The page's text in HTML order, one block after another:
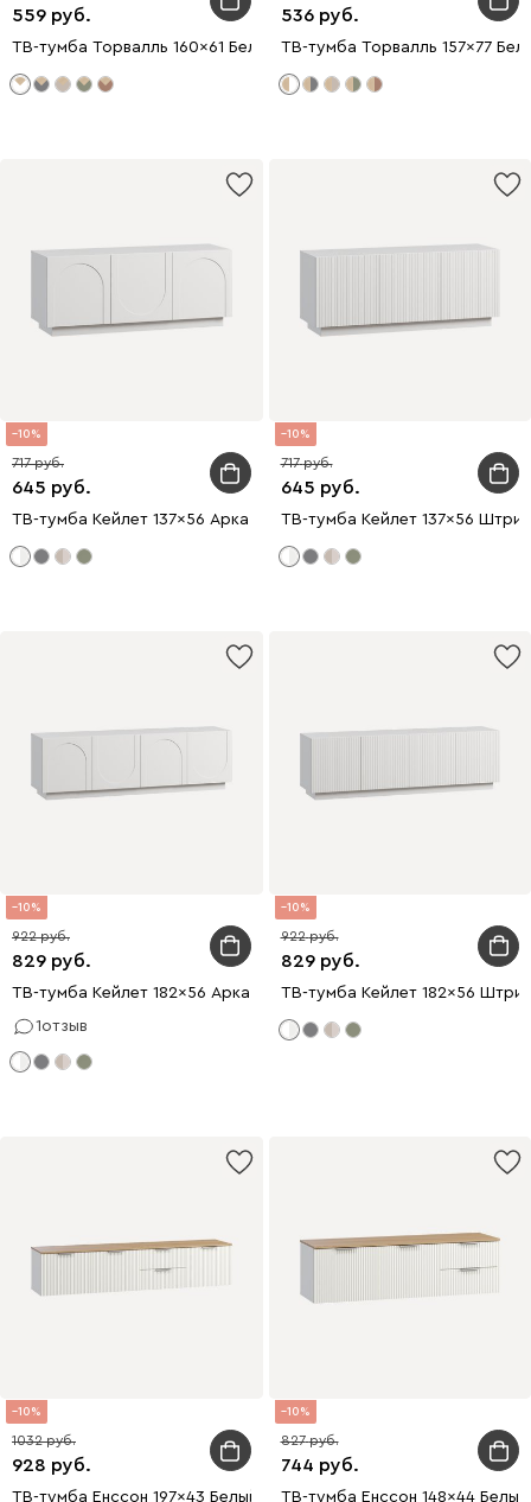
559
ТВ-тумба Торвалль 160x61 Белый
536
ТВ-тумба Торвалль 157x77
10
645
717
ТВ-тумба Кейлет 137x56 Арка Белый
10
645
717
ТВ-тумба Кейлет 137x56
10
829
922
ТВ-тумба Кейлет 182x56 Арка Белый
1отзыв
10
829
922
ТВ-тумба Кейлет 182x56
10
928
1032
ТВ-тумба Енссон 197x43 Белый
10
744
827
ТВ-тумба Енссон 148x44 Белый